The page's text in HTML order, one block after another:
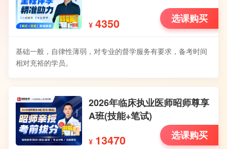
¥ 4350 选课购买
基础一般，自律性薄弱，对专业的督学服务有要求，备考时间
相对充裕的学员。
2026年临床执业医师昭师尊享
A班(技能+笔试)
¥ 13470 选课购买